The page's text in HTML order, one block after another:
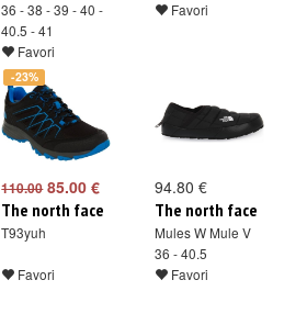
36 - 38 - 39 - 40 -
40.5 - 41
Favori
Favori
-23%
110.0085.00 €
The north face
T93yuh
Favori
94.80 €
The north face
Mules W Mule V
36 - 40.5
Favori